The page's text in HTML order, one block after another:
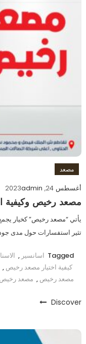
مصعد
أغسطس 24, 2023
admin
مصعد رخيص وكيفية
يأتي “مصعد رخيص” كخيار
تثير استفسارات حول مدى
Tagged اسانسير ,
كيفية اختيار مصعد رخيص ,
مصعد رخيص , مصعد رخيص
Discover